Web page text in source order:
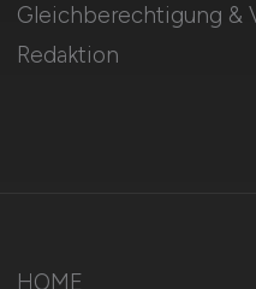
Gleichberechtigung &
Redaktion
HOME